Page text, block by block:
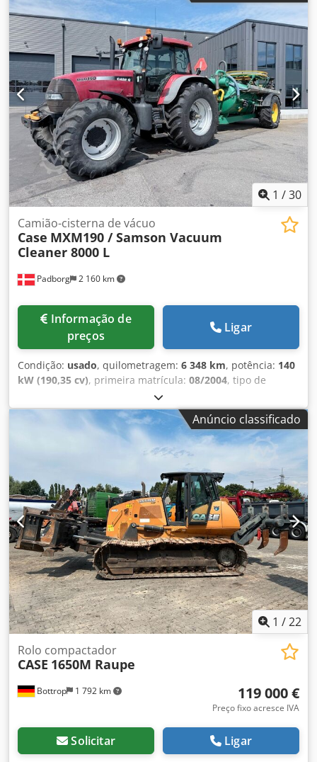
condicionado
1 /30
Padborg 2 160 km
Camião-cisterna de vácuo
Case MXM190 / Samson Vacuum
Cleaner 8000 L
preços
Ligar
Condição: usado, quilometragem: 6 348 km, potência: 140
kW (190,35 cv), primeira matrícula: 08/2004, tipo de
, Ano de fabrico:
Modelo: MXM190 / Aspirador Samson 8000 L Ano: 2004
Condição: Boa Número de série: ACM231045 Ref. nr.: 8084
Data de registo: Potência: 190 cv Horas: 6348 Transmissão:
Powershift total 19+6 Depósito de diesel: 1 Capacidade do
tanque: 400 L Rádio: ? Assento pneumático: ? Freio a disco:
Freio em banho de óleo Dimensão do pneu: 600/65R25 +
650/75R38 - 520/70R34 Porcentagem de borracha restante:
60% 90% - 40% Caixa de ferramentas: ? Sistema hidráulico:
? Fabricante do tanque: Samson Capacidade do tanque:
8000 L Bomba de alta pressão: 2 x HPP Capacidade alta
pressão: 122 l/min - 130 bar Bomba de vácuo: Samson
Cjdpfsynq Dbjx Aa Tjrf Controle remoto: ?
Anúncio classificado
1 /22
Bottrop 1 792 km
Rolo compactador
CASE 1650M Raupe
119 000 €
Preço fixo acresce IVA
Solicitar Ligar